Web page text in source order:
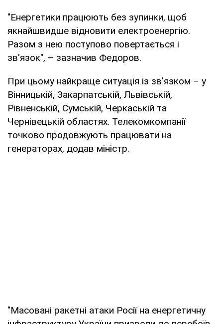
"Енергетики працюють без зупинки, щоб
якнайшвидше відновити електроенергію.
Разом з нею поступово повертається і
зв'язок", – зазначив Федоров.
При цьому найкраще ситуація із зв'язком – у
Вінницькій, Закарпатській, Львівській,
Рівненській, Сумській, Черкаській та
Чернівецькій областях. Телекомкомпанії
точково продовжують працювати на
генераторах, додав міністр.
"Масовані ракетні атаки Росії на енергетичну